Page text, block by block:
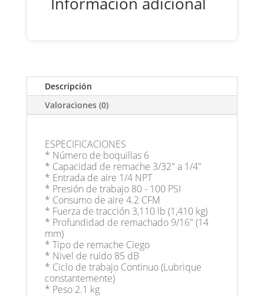
Descripción
Valoraciones (0)
ESPECIFICACIONES
* Número de boquillas 6
* Capacidad de remache 3/32" a 1/4"
* Entrada de aire 1/4 NPT
* Presión de trabajo 80 - 100 PSI
* Consumo de aire 4.2 CFM
* Fuerza de tracción 3,110 lb (1,410 kg)
* Profundidad de remachado 9/16" (14
mm)
* Tipo de remache Ciego
* Nivel de ruido 85 dB
* Ciclo de trabajo Continuo (Lubrique
constantemente)
* Peso 2.1 kg